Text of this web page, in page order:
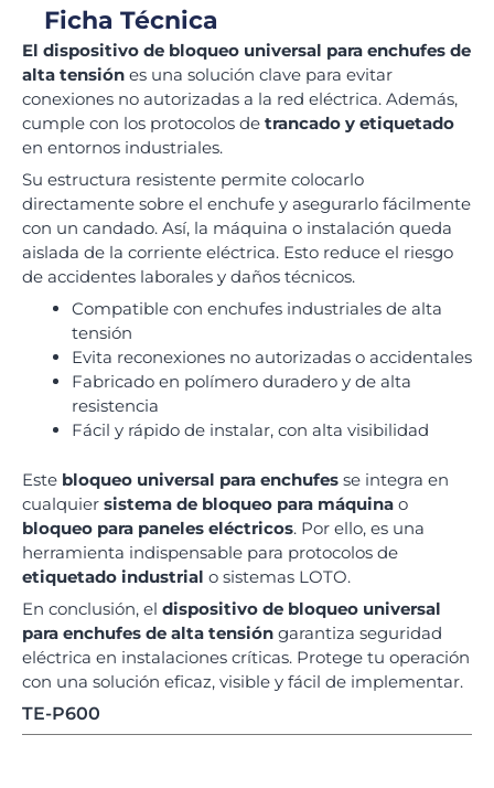
Ficha Técnica
El dispositivo de bloqueo universal para enchufes de
alta tensión es una solución clave para evitar
conexiones no autorizadas a la red eléctrica. Además,
cumple con los protocolos de trancado y etiquetado
en entornos industriales.
Su estructura resistente permite colocarlo
directamente sobre el enchufe y asegurarlo fácilmente
con un candado. Así, la máquina o instalación queda
aislada de la corriente eléctrica. Esto reduce el riesgo
de accidentes laborales y daños técnicos.
Compatible con enchufes industriales de alta
tensión
Evita reconexiones no autorizadas o accidentales
Fabricado en polímero duradero y de alta
resistencia
Fácil y rápido de instalar, con alta visibilidad
Este bloqueo universal para enchufes se integra en
cualquier sistema de bloqueo para máquina o
bloqueo para paneles eléctricos. Por ello, es una
herramienta indispensable para protocolos de
etiquetado industrial o sistemas LOTO.
En conclusión, el dispositivo de bloqueo universal
para enchufes de alta tensión garantiza seguridad
eléctrica en instalaciones críticas. Protege tu operación
con una solución eficaz, visible y fácil de implementar.
TE-P600